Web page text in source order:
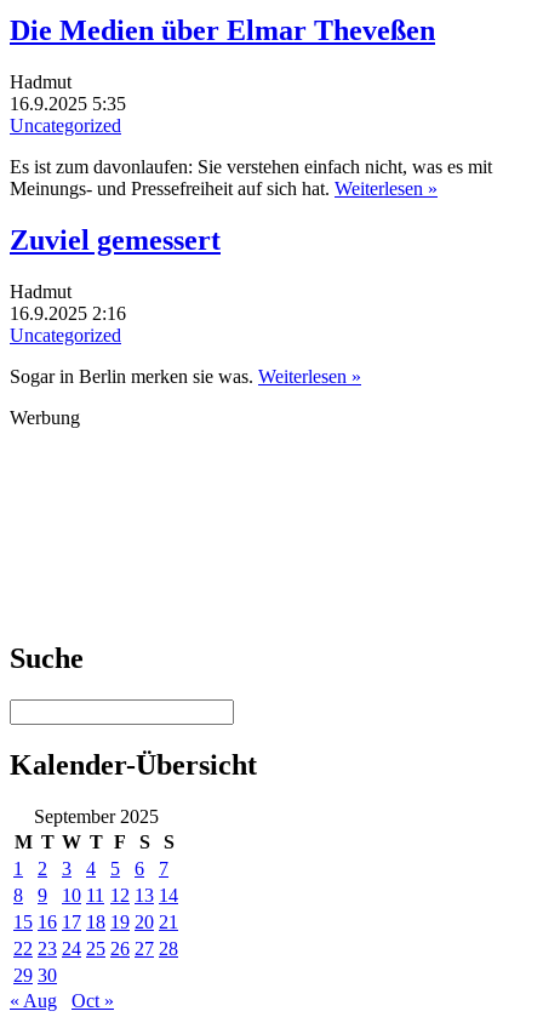
Die Medien über Elmar Theveßen
Hadmut
16.9.2025 5:35
Uncategorized
Es ist zum davonlaufen: Sie verstehen einfach nicht, was es mit
Meinungs- und Pressefreiheit auf sich hat. Weiterlesen »
Zuviel gemessert
Hadmut
16.9.2025 2:16
Uncategorized
Sogar in Berlin merken sie was. Weiterlesen »
Werbung
Suche
Kalender-Übersicht
September 2025
M T W T F S
S
1
2 3 4 5 6
7
8
9 10 11 12 13 14
15 16 17 18 19 20 21
22 23 24 25 26 27 28
29 30
« Aug
Oct »